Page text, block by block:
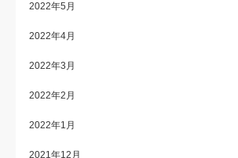
2022年5月
2022年4月
2022年3月
2022年2月
2022年1月
2021年12月